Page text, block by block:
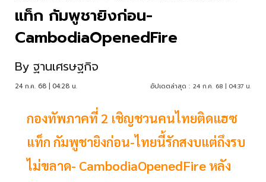
แท็ก กัมพูชายิงก่อน-
CambodiaOpenedFire
By ฐานเศรษฐกิจ
24 ก.ค. 68 | 04:28 น. อัปเดตล่าสุด : 24 ก.ค. 68 | 04:37 น.
กองทัพภาคที่ 2 เชิญชวนคนไทยติดแฮซ
แท็ก กัมพูชายิงก่อน-ไทยนี้รักสงบแต่ถึงรบ
ไม่ขลาด- CambodiaOpenedFire หลัง